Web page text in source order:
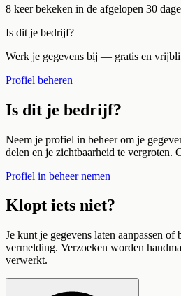
8 keer bekeken in de afgelopen 30
Is dit je bedrijf?
Werk je gegevens bij — gratis en
Profiel beheren
Is dit je bedrijf?
Neem je profiel in beheer om je
delen en je zichtbaarheid te vergroten.
Profiel in beheer nemen
Klopt iets niet?
Je kunt je gegevens laten aanpassen of
vermelding. Verzoeken worden
verwerkt.